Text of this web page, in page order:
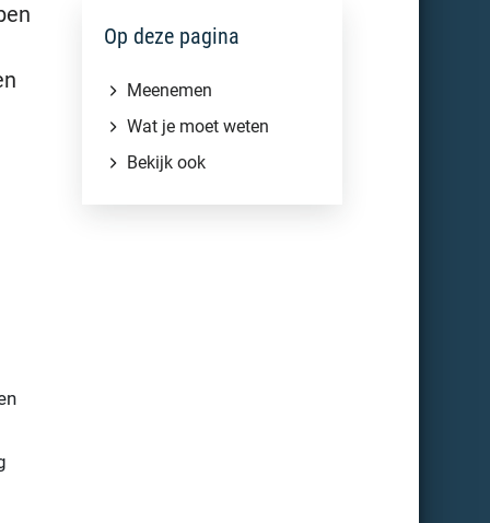
Op deze pagina
Meenemen
Wat je moet weten
Bekijk ook